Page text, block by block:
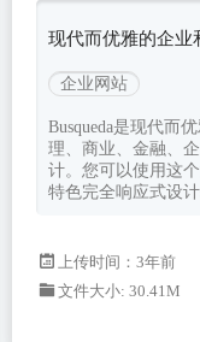
现代而优雅的企业
企业网站
Busqueda是现代而
理、商业、金融、
计。您可以使用这
特色完全响应式设
上传时间：3年前
文件大小: 30.41M